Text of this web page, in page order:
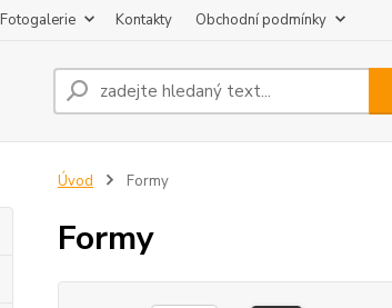
Fotogalerie Kontakty Obchodní podmínky
Úvod Formy
Formy